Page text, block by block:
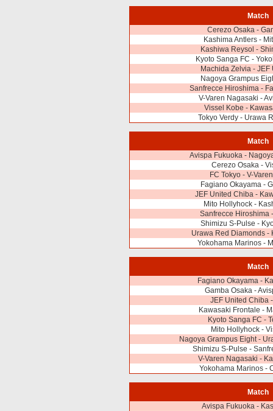
Match
Cerezo Osaka -
Kashima Antlers -
Kashiwa Reysol -
Kyoto Sanga FC -
Machida Zelvia - JEF
Nagoya Grampus
Sanfrecce Hiroshima -
V-Varen Nagasaki -
Vissel Kobe -
Tokyo Verdy - Urawa
Match
Avispa Fukuoka -
Cerezo Osaka -
FC Tokyo - V-
Fagiano Okayama -
JEF United Chiba -
Mito Hollyhock -
Sanfrecce Hiroshima
Shimizu S-Pulse -
Urawa Red Diamonds -
Yokohama Marinos -
Match
Fagiano Okayama -
Gamba Osaka -
JEF United Chiba
Kawasaki Frontale -
Kyoto Sanga FC -
Mito Hollyhock -
Nagoya Grampus Eight -
Shimizu S-Pulse -
V-Varen Nagasaki -
Yokohama Marinos -
Match
Avispa Fukuoka -